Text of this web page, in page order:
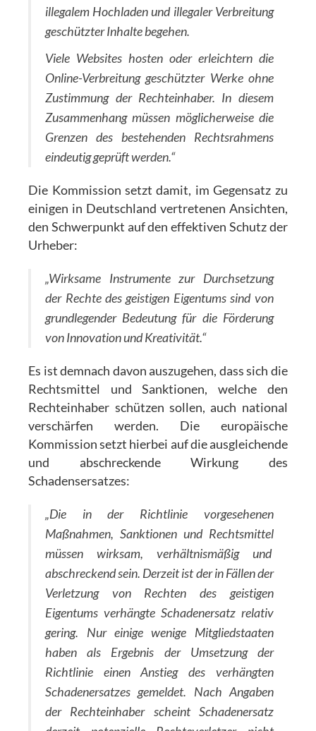
illegalem Hochladen und illegaler Verbreitung
geschützter Inhalte begehen.
Viele Websites hosten oder erleichtern die
Online-Verbreitung geschützter Werke ohne
Zustimmung der Rechteinhaber. In diesem
Zusammenhang müssen möglicherweise die
Grenzen des bestehenden Rechtsrahmens
eindeutig geprüft werden.“
Die Kommission setzt damit, im Gegensatz zu
einigen in Deutschland vertretenen Ansichten,
den Schwerpunkt auf den effektiven Schutz der
Urheber:
„Wirksame Instrumente zur Durchsetzung
der Rechte des geistigen Eigentums sind von
grundlegender Bedeutung für die Förderung
von Innovation und Kreativität.“
Es ist demnach davon auszugehen, dass sich die
Rechtsmittel und Sanktionen, welche den
Rechteinhaber schützen sollen, auch national
verschärfen werden. Die europäische
Kommission setzt hierbei auf die ausgleichende
und abschreckende Wirkung des
Schadensersatzes:
„Die in der Richtlinie vorgesehenen
Maßnahmen, Sanktionen und Rechtsmittel
müssen wirksam, verhältnismäßig und
abschreckend sein. Derzeit ist der in Fällen der
Verletzung von Rechten des geistigen
Eigentums verhängte Schadenersatz relativ
gering. Nur einige wenige Mitgliedstaaten
haben als Ergebnis der Umsetzung der
Richtlinie einen Anstieg des verhängten
Schadenersatzes gemeldet. Nach Angaben
der Rechteinhaber scheint Schadenersatz